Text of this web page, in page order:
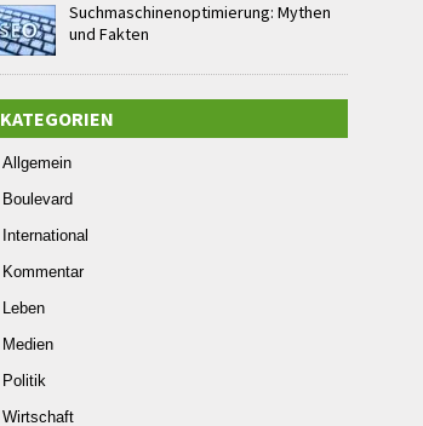
Suchmaschinenoptimierung: Mythen
und Fakten
KATEGORIEN
Allgemein
Boulevard
International
Kommentar
Leben
Medien
Politik
Wirtschaft